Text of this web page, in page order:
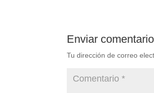
Enviar comentario
Tu dirección de correo